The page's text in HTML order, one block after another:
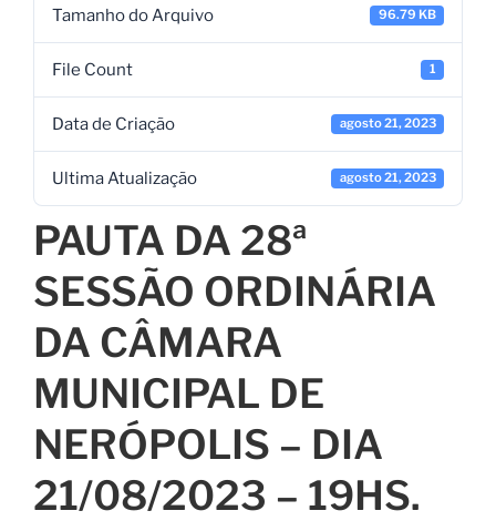
Tamanho do Arquivo 96.79 KB
File Count 1
Data de Criação agosto 21, 2023
Ultima Atualização agosto 21, 2023
PAUTA DA 28ª
SESSÃO ORDINÁRIA
DA CÂMARA
MUNICIPAL DE
NERÓPOLIS – DIA
21/08/2023 – 19HS.